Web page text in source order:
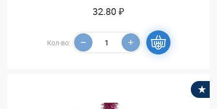
32.80 ₽
Кол-во: